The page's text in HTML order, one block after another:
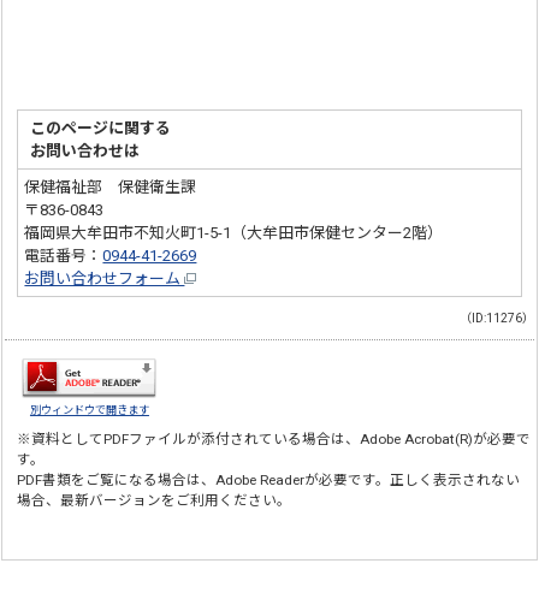
このページに関する
お問い合わせは
保健福祉部 保健衛生課
〒836-0843
福岡県大牟田市不知火町1-5-1（大牟田市保健センター2階）
電話番号：0944-41-2669
お問い合わせフォーム
（ID:11276）
別ウィンドウで開きます
※資料としてPDFファイルが添付されている場合は、Adobe Acrobat(R)が必要で
す。
PDF書類をご覧になる場合は、Adobe Readerが必要です。正しく表示されない
場合、最新バージョンをご利用ください。